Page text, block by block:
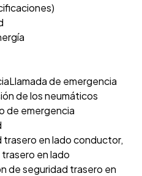
de emergencia
de los neumáticos
de emergencia
en lado conductor,
en lado
de seguridad trasero en